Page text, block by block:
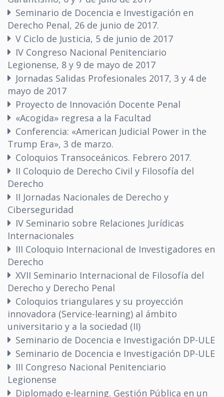
Seminario de Docencia e Investigación en
Derecho Penal, 26 de junio de 2017.
V Ciclo de Justicia, 5 de junio de 2017
IV Congreso Nacional Penitenciario
Legionense, 8 y 9 de mayo de 2017
Jornadas Salidas Profesionales 2017, 3 y 4 de
mayo de 2017
Proyecto de Innovación Docente Penal
«Acogida» regresa a la Facultad
Conferencia: «American Judicial Power in the
Trump Era», 3 de marzo.
Coloquios Transoceánicos. Febrero 2017.
II Coloquio de Derecho Civil y Filosofía del
Derecho
II Jornadas Nacionales de Derecho y
Ciberseguridad
IV Seminario sobre Relaciones Jurídicas
Internacionales
III Coloquio Internacional de Investigadores en
Derecho
XVII Seminario Internacional de Filosofía del
Derecho y Derecho Penal
Coloquios triangulares y su proyección
innovadora (Service-learning) al ámbito
universitario y a la sociedad (II)
Seminario de Docencia e Investigación DP-ULE
Seminario de Docencia e Investigación DP-ULE
III Congreso Nacional Penitenciario
Legionense
Diplomado e-learning. Gestión Pública en un